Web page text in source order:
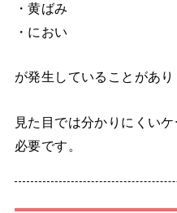
・黄ばみ
・におい
が発生していることがあり
見た目では分かりにくい
必要です。